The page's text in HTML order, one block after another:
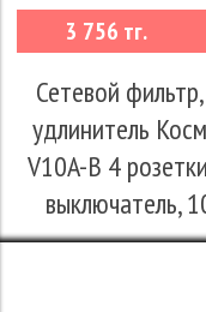
3 756 тг.
Сетевой
удлинитель
V10A-B 4
выключатель,